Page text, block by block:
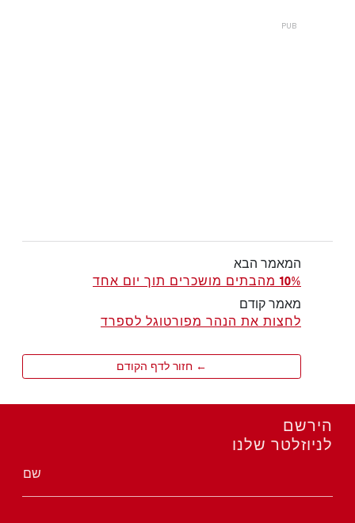
המאמר הבא
10% מהבתים מושכרים תוך יום אחד
מאמר קודם
לחצות את הנהר מפורטוגל לספרד
← חזור לדף הקודם
הירשם
לניוזלטר שלנו
שם